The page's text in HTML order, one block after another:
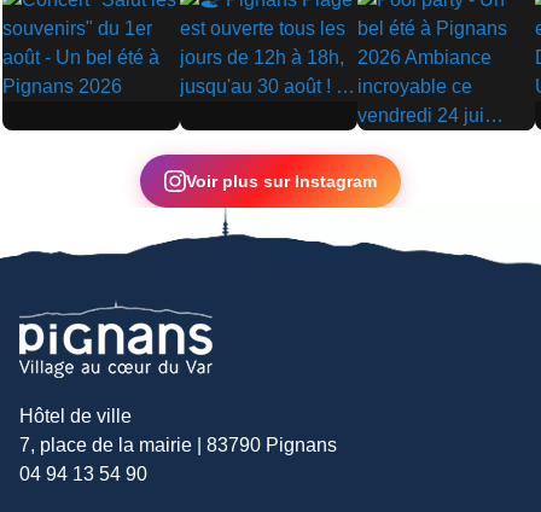
▶ ▶
▶
Voir plus sur Instagram
Hôtel de ville
7, place de la mairie | 83790 Pignans
04 94 13 54 90